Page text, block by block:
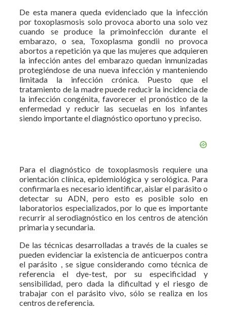
De esta manera queda evidenciado que la infección
por toxoplasmosis solo provoca aborto una solo vez
cuando se produce la primoinfección durante el
embarazo, o sea, Toxoplasma gondii no provoca
abortos a repetición ya que las mujeres que adquieren
la infección antes del embarazo quedan inmunizadas
protegiéndose de una nueva infección y manteniendo
limitada la infección crónica. Puesto que el
tratamiento de la madre puede reducir la incidencia de
la infección congénita, favorecer el pronóstico de la
enfermedad y reducir las secuelas en los infantes
siendo importante el diagnóstico oportuno y preciso.
Para el diagnóstico de toxoplasmosis requiere una
orientación clínica, epidemiológica y serológica. Para
confirmarla es necesario identificar, aislar el parásito o
detectar su ADN, pero esto es posible solo en
laboratorios especializados, por lo que es importante
recurrir al serodiagnóstico en los centros de atención
primaria y secundaria.
De las técnicas desarrolladas a través de la cuales se
pueden evidenciar la existencia de anticuerpos contra
el parásito , se sigue considerando como técnica de
referencia el dye-test, por su especificidad y
sensibilidad, pero dada la dificultad y el riesgo de
trabajar con el parásito vivo, sólo se realiza en los
centros de referencia.